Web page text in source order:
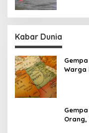
Kabar Dunia
Warga